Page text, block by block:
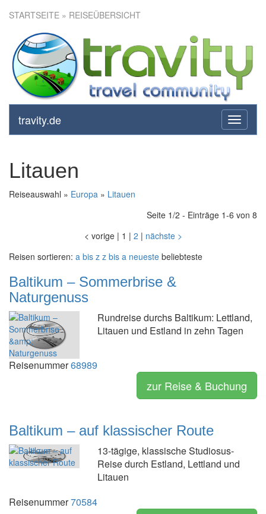
STARTSEITE » REISEÜBERSICHT
toggle
travity.de
Litauen
Reiseauswahl » Europa » Litauen
Seite 1/2 - Einträge 1-6 von 8
< vorige | 1 | 2 | nächste >
Reisen sortieren: a bis z z bis a neueste beliebteste
Baltikum – Sommerbrise &
Naturgenuss
Rundreise durchs Baltikum: Lettland,
Litauen und Estland in zehn Tagen
Reisenummer68989
zur Reise & Buchung
Baltikum – auf klassischer Route
13-tägige, klassische Studiosus-
Reise durch Estland, Lettland und
Litauen
Reisenummer70584